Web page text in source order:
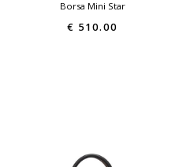
Borsa Mini Star
€ 510.00